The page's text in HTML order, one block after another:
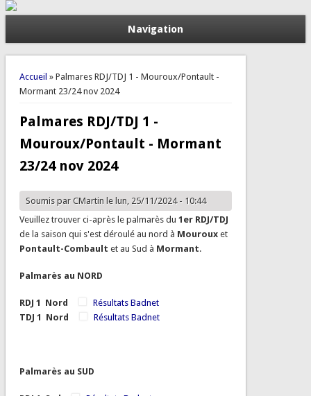
Navigation
Vous êtes ici
Accueil » Palmares RDJ/TDJ 1 - Mouroux/Pontault -
Mormant 23/24 nov 2024
Palmares RDJ/TDJ 1 -
Mouroux/Pontault - Mormant
23/24 nov 2024
Soumis par CMartinle lun, 25/11/2024 - 10:44
Veuillez trouver ci-après le palmarès du 1er RDJ/TDJ
de la saison qui s'est déroulé au nord à Mourouxet
Pontault-Combault et au Sud à Mormant.
Palmarès au NORD
RDJ 1 Nord
Résultats Badnet
TDJ 1 Nord
Résultats Badnet
Palmarès au SUD